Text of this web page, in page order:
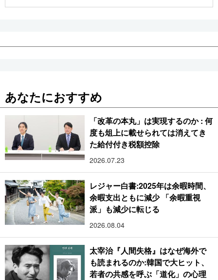
あなたにおすすめ
「改革の本丸」は実現するのか : 何
度も俎上に載せられては消えてき
た給付付き税額控除
2026.07.23
レジャー白書:2025年は余暇時間、
余暇支出ともに減少 「余暇重視
派」も減少に転じる
2026.08.04
太宰治『人間失格』はなぜ海外で
も読まれるのか:韓国で大ヒット、
若者の共感を呼ぶ「道化」の心理